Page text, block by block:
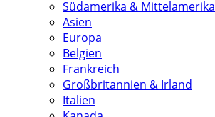
Südamerika & Mittelamerika
Asien
Europa
Belgien
Frankreich
Großbritannien & Irland
Italien